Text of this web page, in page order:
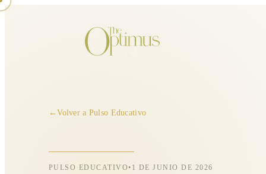
←Volver a Pulso Educativo
PULSO EDUCATIVO• 1 DE JUNIO DE 2026